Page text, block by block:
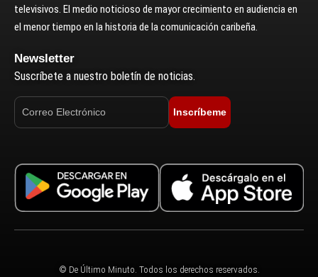
televisivos. El medio noticioso de mayor crecimiento en audiencia en
el menor tiempo en la historia de la comunicación caribeña.
Newsletter
Suscríbete a nuestro boletín de noticias.
Inscríbeme
© De Último Minuto. Todos los derechos reservados.